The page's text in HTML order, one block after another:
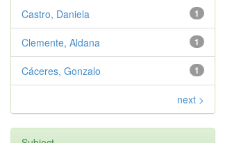
1
Castro, Daniela
1
Clemente, Aldana
1
Cáceres, Gonzalo
next >